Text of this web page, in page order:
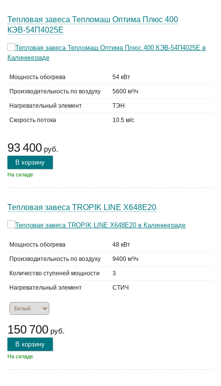
Тепловая завеса Тепломаш Оптима Плюс 400
КЭВ-54П4025Е
Мощность обогрева 54 кВт
Производительность по воздуху 5600 м³/ч
Нагревательный элемент ТЭН
Скорость потока 10.5 м/с
93 400 руб.
В корзину
На складе
Тепловая завеса TROPIK LINE Х648Е20
Мощность обогрева 48 кВт
Производительность по воздуху 9400 м³/ч
Количество ступеней мощности 3
Нагревательный элемент СТИЧ
150 700 руб.
В корзину
На складе